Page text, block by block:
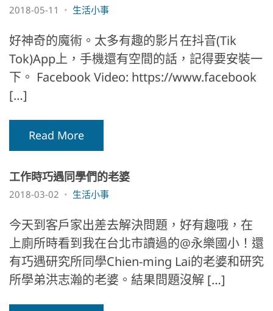
2018-05-11 生活小事
好神奇的魔術。太多有趣的影片在抖音(Tik
Tok)App上，手機還有空間的話，記得要安裝一
下。 Facebook Video: https://www.facebook
[…]
Read More
工作時巧遇同學們的老婆
2018-03-02 生活小事
今天到客戶家出差去解決問題，好有趣哦，在
上廁所時看到我在台北市讀過的@永樂國小！還
有巧遇研究所同學Chien-ming Lai的老婆和研究
所學弟洪志瀚的老婆。結果問題沒解 […]